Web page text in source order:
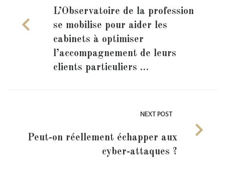
L’Observatoire de la profession
se mobilise pour aider les
cabinets à optimiser
l’accompagnement de leurs
clients particuliers …
NEXT POST
Peut-on réellement échapper aux
cyber-attaques ?